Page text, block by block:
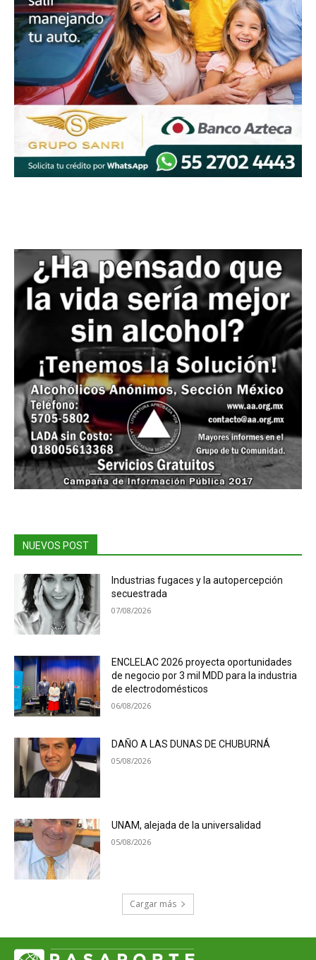
NUEVOS POST
Industrias fugaces y la autopercepción
secuestrada
07/08/2026
ENCLELAC 2026 proyecta oportunidades
de negocio por 3 mil MDD para la industria
de electrodomésticos
06/08/2026
DAÑO A LAS DUNAS DE CHUBURNÁ
05/08/2026
UNAM, alejada de la universalidad
05/08/2026
Cargar más